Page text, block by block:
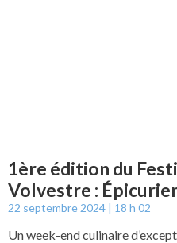
1ère édition du
Volvestre :
22 septembre 2024 18 h 02
Un week-end culinaire